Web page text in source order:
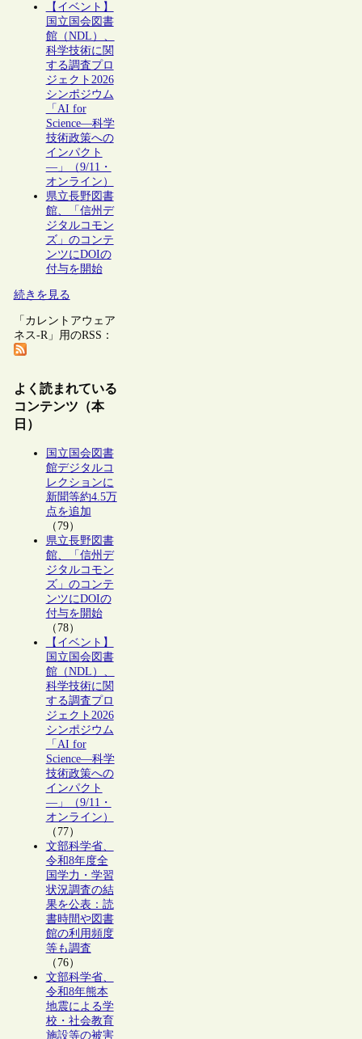
【イベント】
国立国会図書
館（NDL）、
科学技術に関
する調査プロ
ジェクト2026
シンポジウム
「AI for
Science―科学
技術政策への
インパクト
―」（9/11・
オンライン）
県立長野図書
館、「信州デ
ジタルコモン
ズ」のコンテ
ンツにDOIの
付与を開始
続きを見る
「カレントアウェア
ネス-R」用のRSS：
よく読まれている
コンテンツ（本
日）
国立国会図書
館デジタルコ
レクションに
新聞等約4.5万
点を追加
（79）
県立長野図書
館、「信州デ
ジタルコモン
ズ」のコンテ
ンツにDOIの
付与を開始
（78）
【イベント】
国立国会図書
館（NDL）、
科学技術に関
する調査プロ
ジェクト2026
シンポジウム
「AI for
Science―科学
技術政策への
インパクト
―」（9/11・
オンライン）
（77）
文部科学省、
令和8年度全
国学力・学習
状況調査の結
果を公表：読
書時間や図書
館の利用頻度
等も調査
（76）
文部科学省、
令和8年熊本
地震による学
校・社会教育
施設等の被害